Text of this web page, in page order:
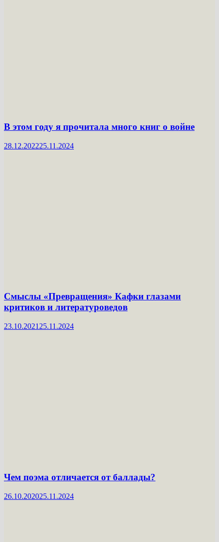
В этом году я прочитала много книг о войне
28.12.202225.11.2024
Смыслы «Превращения» Кафки глазами
критиков и литературоведов
23.10.2021 25.11.2024
Чем поэма отличается от баллады?
26.10.202025.11.2024